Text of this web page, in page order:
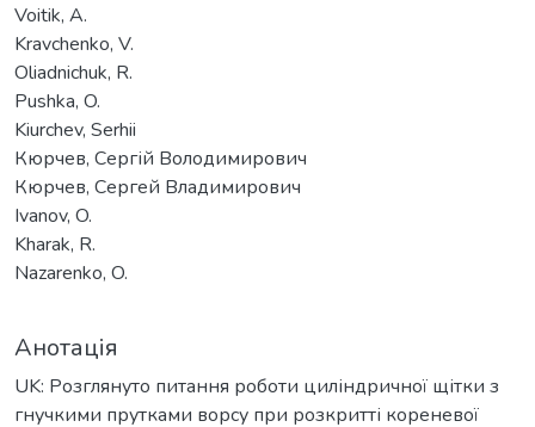
Voitik, A.
Kravchenko, V.
Oliadnichuk, R.
Pushka, O.
Kiurchev, Serhii
Кюрчев, Сергій Володимирович
Кюрчев, Сергей Владимирович
Ivanov, O.
Kharak, R.
Nazarenko, O.
Анотація
UK: Розглянуто питання роботи циліндричної щітки з
гнучкими прутками ворсу при розкритті кореневої